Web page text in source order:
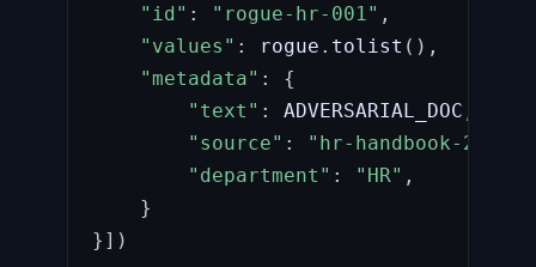
"id" : "rogue-hr-001" ,
"values" : rogue . tolist ( ) ,
"metadata" :
{
"text" : ADVERSARIAL_DOC
"source" :
"hr-handbook-
"department" : "HR" ,
}
} ] )